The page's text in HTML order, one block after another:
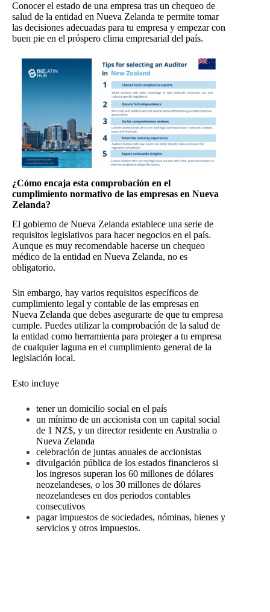
Conocer el estado de una empresa tras un chequeo de
salud de la entidad en Nueva Zelanda te permite tomar
las decisiones adecuadas para tu empresa y empezar con
buen pie en el próspero clima empresarial del país.
¿Cómo encaja esta comprobación en el
cumplimiento normativo de las empresas en Nueva
Zelanda?
El gobierno de Nueva Zelanda establece una serie de
requisitos legislativos para hacer negocios en el país.
Aunque es muy recomendable hacerse un chequeo
médico de la entidad en Nueva Zelanda, no es
obligatorio.
Sin embargo, hay varios requisitos específicos de
cumplimiento legal y contable de las empresas en
Nueva Zelanda que debes asegurarte de que tu empresa
cumple. Puedes utilizar la comprobación de la salud de
la entidad como herramienta para proteger a tu empresa
de cualquier laguna en el cumplimiento general de la
legislación local.
Esto incluye
tener un domicilio social en el país
un mínimo de un accionista con un capital social
de 1 NZ$, y un director residente en Australia o
Nueva Zelanda
celebración de juntas anuales de accionistas
divulgación pública de los estados financieros si
los ingresos superan los 60 millones de dólares
neozelandeses, o los 30 millones de dólares
neozelandeses en dos periodos contables
consecutivos
pagar impuestos de sociedades, nóminas, bienes y
servicios y otros impuestos.